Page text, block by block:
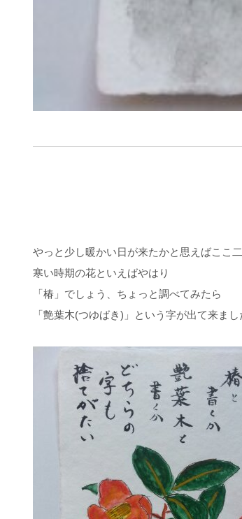
やっと少し暖かい日が来たかと思えばここ
寒い時期の花といえばやはり
「椿」でしょう、ちょっと調べてみたら
「艶葉木(つゆばき)」という字が出て来まし